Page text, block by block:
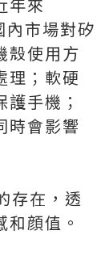
市場對矽
殼使用方
理；軟硬
手機；
時會影響
存在，透
顔值。